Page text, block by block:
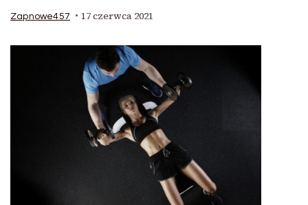
Zapnowe457 17 czerwca 2021